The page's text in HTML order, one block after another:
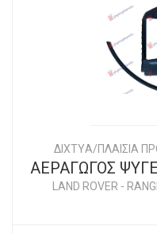
ΔΙΧΤYΑ/ΠΛΑΙΣΙΑ
ΑΕΡΑΓΩΓΟΣ
LAND ROVER -